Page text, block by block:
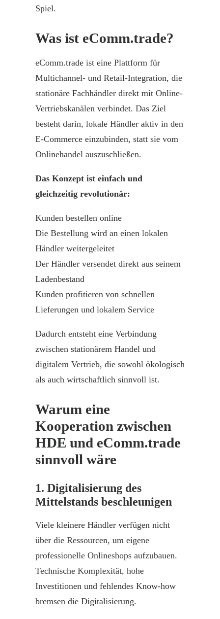
Spiel.
Was ist eComm.trade?
eComm.trade ist eine Plattform für
Multichannel- und Retail-Integration, die
stationäre Fachhändler direkt mit Online-
Vertriebskanälen verbindet. Das Ziel
besteht darin, lokale Händler aktiv in den
E-Commerce einzubinden, statt sie vom
Onlinehandel auszuschließen.
Das Konzept ist einfach und
gleichzeitig revolutionär:
Kunden bestellen online
Die Bestellung wird an einen lokalen
Händler weitergeleitet
Der Händler versendet direkt aus seinem
Ladenbestand
Kunden profitieren von schnellen
Lieferungen und lokalem Service
Dadurch entsteht eine Verbindung
zwischen stationärem Handel und
digitalem Vertrieb, die sowohl ökologisch
als auch wirtschaftlich sinnvoll ist.
Warum eine
Kooperation zwischen
HDE und eComm.trade
sinnvoll wäre
1. Digitalisierung des
Mittelstands beschleunigen
Viele kleinere Händler verfügen nicht
über die Ressourcen, um eigene
professionelle Onlineshops aufzubauen.
Technische Komplexität, hohe
Investitionen und fehlendes Know-how
bremsen die Digitalisierung.